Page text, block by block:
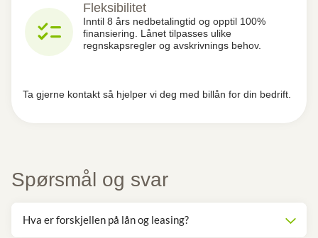
checklist
Fleksibilitet
Inntil 8 års nedbetalingtid og opptil 100%
finansiering. Lånet tilpasses ulike
regnskapsregler og avskrivnings behov.
Ta gjerne kontakt så hjelper vi deg med billån for din bedrift.
Spørsmål og svar
Hva er forskjellen på lån og leasing?